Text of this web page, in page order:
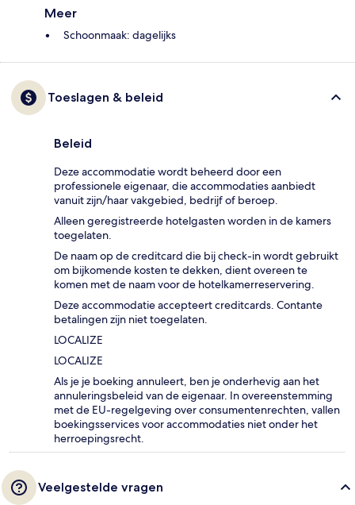
Meer
Schoonmaak: dagelijks
Toeslagen & beleid
Beleid
Deze accommodatie wordt beheerd door een
professionele eigenaar, die accommodaties aanbiedt
vanuit zijn/haar vakgebied, bedrijf of beroep.
Alleen geregistreerde hotelgasten worden in de kamers
toegelaten.
De naam op de creditcard die bij check-in wordt gebruikt
om bijkomende kosten te dekken, dient overeen te
komen met de naam voor de hotelkamerreservering.
Deze accommodatie accepteert creditcards. Contante
betalingen zijn niet toegelaten.
LOCALIZE
LOCALIZE
Als je je boeking annuleert, ben je onderhevig aan het
annuleringsbeleid van de eigenaar. In overeenstemming
met de EU-regelgeving over consumentenrechten, vallen
boekingsservices voor accommodaties niet onder het
herroepingsrecht.
Veelgestelde vragen